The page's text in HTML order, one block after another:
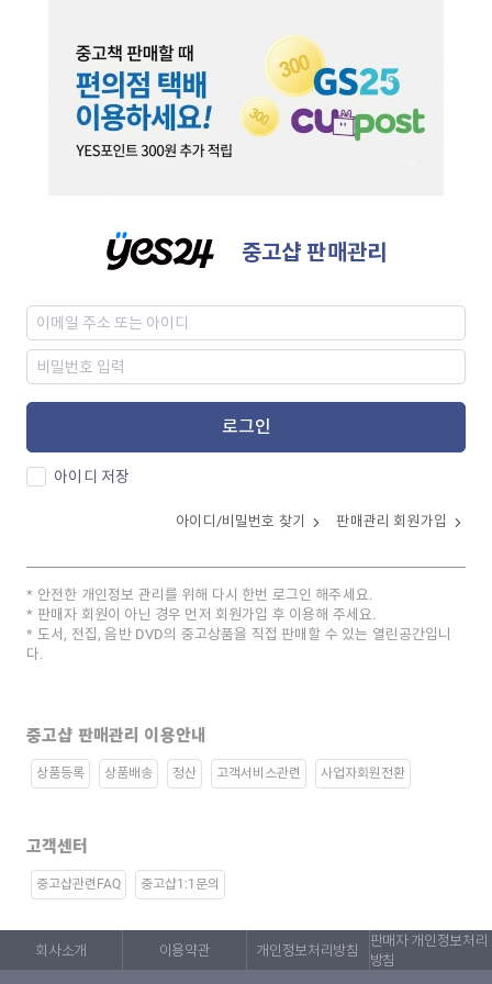
중고샵 판매관리
로그인
아이디 저장
아이디/비밀번호 찾기 판매관리 회원가입
안전한 개인정보 관리를 위해 다시 한번 로그인 해주세요.
판매자 회원이 아닌 경우 먼저 회원가입 후 이용해 주세요.
도서, 전집, 음반 DVD의 중고상품을 직접 판매할 수 있는 열린공간입니
다.
중고샵 판매관리 이용안내
상품등록 상품배송 정산 고객서비스관련 사업자회원전환
고객센터
중고샵관련FAQ 중고샵1:1문의
회사소개 이용약관 개인정보처리방침
판매자 개인정보처리
방침